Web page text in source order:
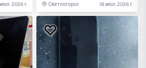
2026 г. Светлогорск 18 июл. 2026 г.